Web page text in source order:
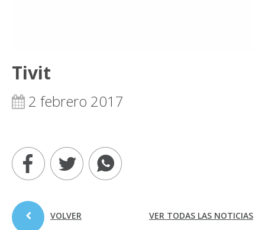
Tivit
2 febrero 2017
VER TODAS LAS NOTICIAS
VOLVER